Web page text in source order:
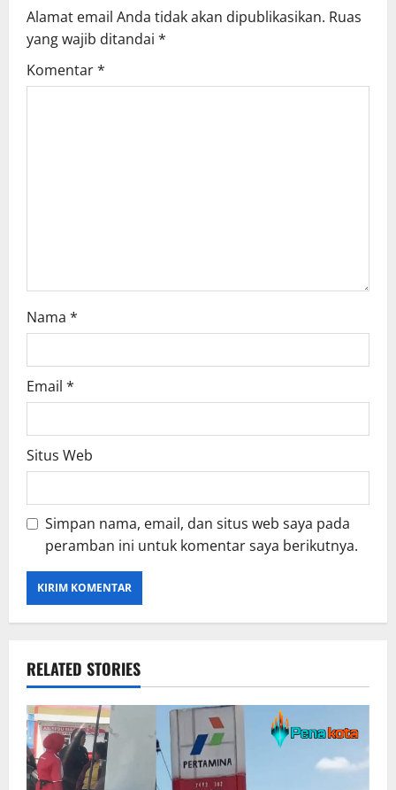
i
g
Alamat email Anda tidak akan dipublikasikan. Ruas
yang wajib ditandai *
Komentar*
Nama *
Email *
Situs Web
Simpan nama, email, dan situs web saya pada
peramban ini untuk komentar saya berikutnya.
RELATED STORIES